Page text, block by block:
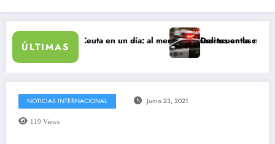
ÚLTIMAS
ingresan a Ceuta en un día: al menos 34 muertos en la crisis.
Delincuentes matan a
NOTICIAS INTERNACIONAL Junio 23, 2021
119 Views